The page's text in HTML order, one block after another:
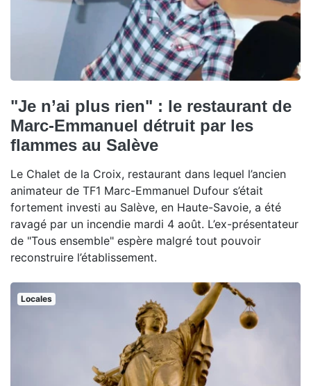
"Je n’ai plus rien" : le restaurant de
Marc-Emmanuel détruit par les
flammes au Salève
Le Chalet de la Croix, restaurant dans lequel l’ancien
animateur de TF1 Marc-Emmanuel Dufour s’était
fortement investi au Salève, en Haute-Savoie, a été
ravagé par un incendie mardi 4 août. L’ex-présentateur
de "Tous ensemble" espère malgré tout pouvoir
reconstruire l’établissement.
Locales